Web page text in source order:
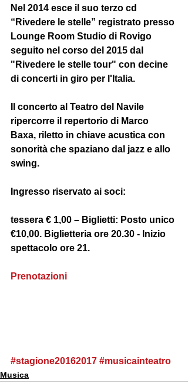
Nel 2014 esce il suo terzo cd
“Rivedere le stelle” registrato presso
Lounge Room Studio di Rovigo
seguito nel corso del 2015 dal
"Rivedere le stelle tour" con decine
di concerti in giro per l'Italia.
Il concerto al Teatro del Navile
ripercorre il repertorio di Marco
Baxa, riletto in chiave acustica con
sonorità che spaziano dal jazz e allo
swing.
Ingresso riservato ai soci:
tessera € 1,00 – Biglietti: Posto unico
€10,00. Biglietteria ore 20.30 - Inizio
spettacolo ore 21.
Prenotazioni
#stagione20162017 #musicainteatro
Musica